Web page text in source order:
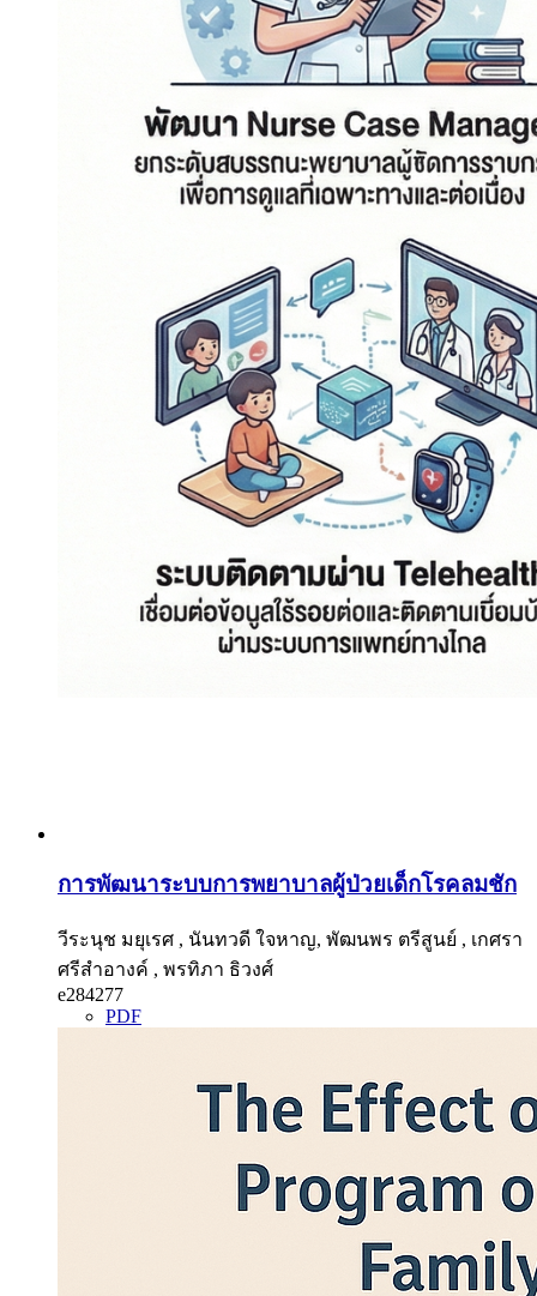
การพัฒนาระบบการพยาบาลผู้ป่วยเด็กโรคลมชัก
วีระนุช มยุเรศ , นันทวดี ใจหาญ, พัฒนพร ตรีสูนย์ , เกศรา
ศรีสำอางค์ , พรทิภา ธิวงศ์
e284277
PDF